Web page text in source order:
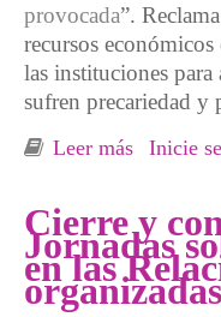
provocada”.
recursos
las instituciones para
sufren precariedad y
Leer más sobre El
Inicie
Cierre y
Jornadas
en las